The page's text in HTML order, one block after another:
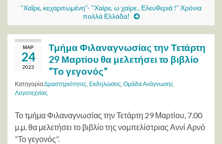
“Χαῖρε, κεχαριτωμένη”- “Χαίρε, ω χαίρε , Ελευθεριά !” Χρόνια
πολλά Ελλάδα!
ΜΑΡ
24
2023
Τμήμα Φιλαναγνωσίας την Τετάρτη
29 Μαρτίου θα μελετήσει το βιβλίο
“Το γεγονός”
ΚατηγορίαΔραστηριότητες, Εκδηλώσεις, Ομάδα Ανάγνωσης
Λογοτεχνίας
Το τμήμα Φιλαναγνωσίας την Τετάρτη 29 Μαρτίου, 7.00
μ.μ. θα μελετήσει το βιβλίο της νομπελίστριας Αννί Αρνό
“Το γεγονός”.